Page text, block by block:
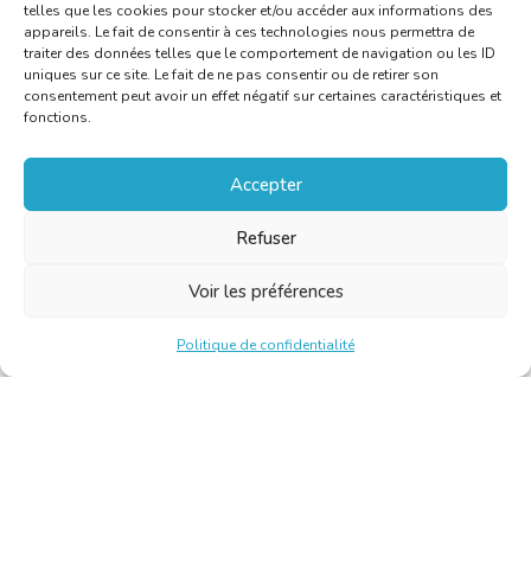
telles que les cookies pour stocker et/ou accéder aux informations des
appareils. Le fait de consentir à ces technologies nous permettra de
traiter des données telles que le comportement de navigation ou les ID
uniques sur ce site. Le fait de ne pas consentir ou de retirer son
consentement peut avoir un effet négatif sur certaines caractéristiques et
fonctions.
Accepter
Refuser
Voir les préférences
Politique de confidentialité